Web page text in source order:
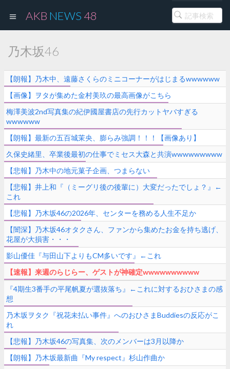
AKB NEWS 48
乃木坂46
【朗報】乃木中、遠藤さくらのミニコーナーがはじまるwwwwww
【画像】ヲタが集めた金村美玖の最高画像がこちら
梅澤美波2nd写真集の紀伊國屋書店の先行カットヤバすぎる
wwwwww
【朗報】最新の五百城茉央、膨らみ強調！！！【画像あり】
久保史緒里、卒業後最初の仕事でミセス大森と共演wwwwwwwww
【悲報】乃木中の地元菓子企画、つまらない
【悲報】井上和『（ミーグリ後の後輩に）大変だったでしょ？』←
これ
【悲報】乃木坂46の2026年、センターを務める人生不足か
【闇深】乃木坂46オタクさん、ファンから集めたお金を持ち逃げ、
花屋が大損害・・・
影山優佳『与田山下よりもCM多いです』←これ
【速報】来週のらじらー、ゲストが神確定wwwwwwwwww
『4期生3番手の平尾帆夏が選抜落ち』←これに対するおひさまの感
想
乃木坂ヲタク『祝花未払い事件』へのおひさまBuddiesの反応がこ
れ
【悲報】乃木坂46の写真集、次のメンバーは3月以降か
【朗報】乃木坂最新曲『My respect』杉山作曲か